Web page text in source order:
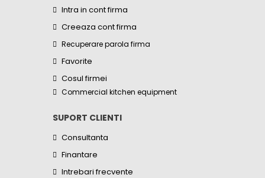
Intra in cont firma
Creeaza cont firma
Recuperare parola firma
Favorite
Cosul firmei
Commercial kitchen equipment
SUPORT CLIENTI
Consultanta
Finantare
Intrebari frecvente